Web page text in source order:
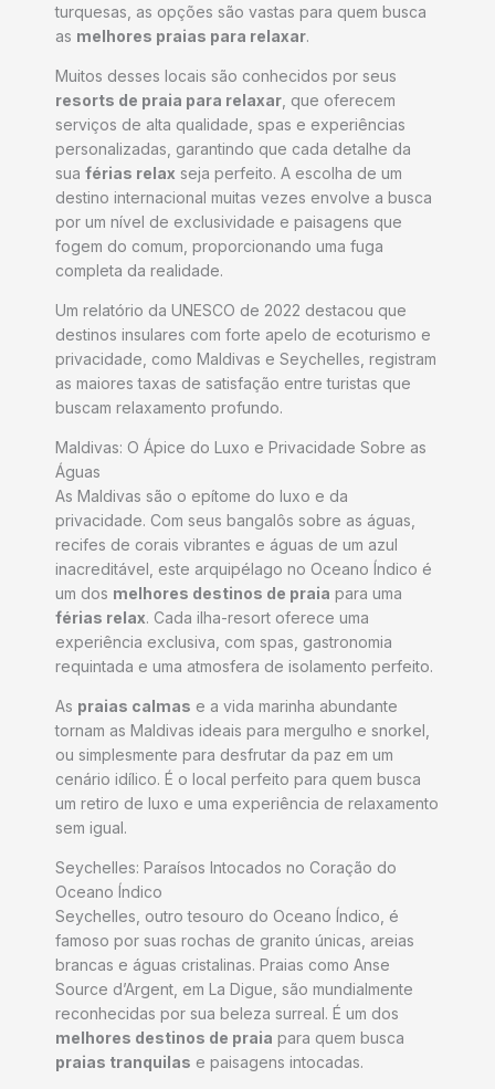
turquesas, as opções são vastas para quem busca
as melhores praias para relaxar.
Muitos desses locais são conhecidos por seus
resorts de praia para relaxar , que oferecem
serviços de alta qualidade, spas e experiências
personalizadas, garantindo que cada detalhe da
sua férias relax seja perfeito. A escolha de um
destino internacional muitas vezes envolve a busca
por um nível de exclusividade e paisagens que
fogem do comum, proporcionando uma fuga
completa da realidade.
Um relatório da UNESCO de 2022 destacou que
destinos insulares com forte apelo de ecoturismo e
privacidade, como Maldivas e Seychelles, registram
as maiores taxas de satisfação entre turistas que
buscam relaxamento profundo.
Maldivas: O Ápice do Luxo e Privacidade Sobre as
Águas
As Maldivas são o epítome do luxo e da
privacidade. Com seus bangalôs sobre as águas,
recifes de corais vibrantes e águas de um azul
inacreditável, este arquipélago no Oceano Índico é
um dos melhores destinos de praia para uma
férias relax. Cada ilha-resort oferece uma
experiência exclusiva, com spas, gastronomia
requintada e uma atmosfera de isolamento perfeito.
As praias calmas e a vida marinha abundante
tornam as Maldivas ideais para mergulho e snorkel,
ou simplesmente para desfrutar da paz em um
cenário idílico. É o local perfeito para quem busca
um retiro de luxo e uma experiência de relaxamento
sem igual.
Seychelles: Paraísos Intocados no Coração do
Oceano Índico
Seychelles, outro tesouro do Oceano Índico, é
famoso por suas rochas de granito únicas, areias
brancas e águas cristalinas. Praias como Anse
Source d’Argent, em La Digue, são mundialmente
reconhecidas por sua beleza surreal. É um dos
melhores destinos de praia para quem busca
praias tranquilas e paisagens intocadas.